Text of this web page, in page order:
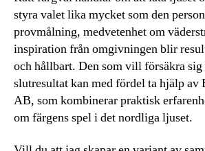
styra valet lika mycket som den
provmålning, medvetenhet om
inspiration från omgivningen blir
och hållbart. Den som vill försäkra
slutresultat kan med fördel ta hjälp
AB, som kombinerar praktisk
om färgens spel i det nordliga ljuset.